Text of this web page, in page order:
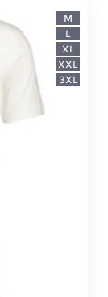
M
L
XL
XXL
3XL